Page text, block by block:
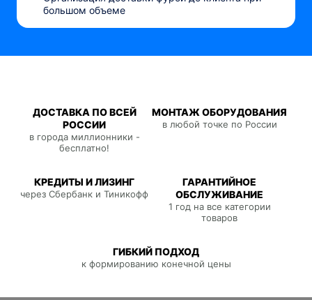
большом объеме
ДОСТАВКА ПО ВСЕЙ
РОССИИ
в города миллионники -
бесплатно!
МОНТАЖ ОБОРУДОВАНИЯ
в любой точке по России
КРЕДИТЫ И ЛИЗИНГ
через Сбербанк и Тиникофф
ГАРАНТИЙНОЕ
ОБСЛУЖИВАНИЕ
1 год на все категории
товаров
ГИБКИЙ ПОДХОД
к формированию конечной цены